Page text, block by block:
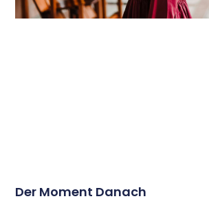
Der Moment Danach